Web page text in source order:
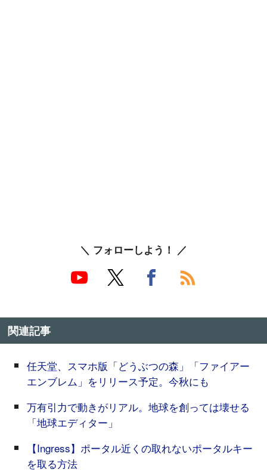
＼ フォローしよう！ ／
関連記事
任天堂、スマホ版「どうぶつの森」「ファイアー
エンブレム」をリリース予定。今秋にも
万有引力で動きがリアル。地球を創っては壊せる
「地球エディター」
【Ingress】ポータル近くの取れないポータルキー
を取る方法